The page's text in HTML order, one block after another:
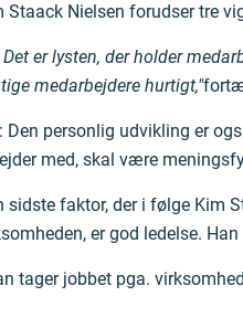
Staack Nielsen forudser tre
Det er lysten, der holder
medarbejdere hurtigt,"
Den personlig udvikling er
med, skal være
sidste faktor, der i følge Kim
er god ledelse.
tager jobbet pga.